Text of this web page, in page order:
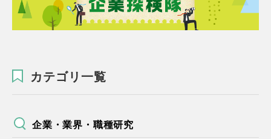
カテゴリ一覧
企業・業界・職種研究